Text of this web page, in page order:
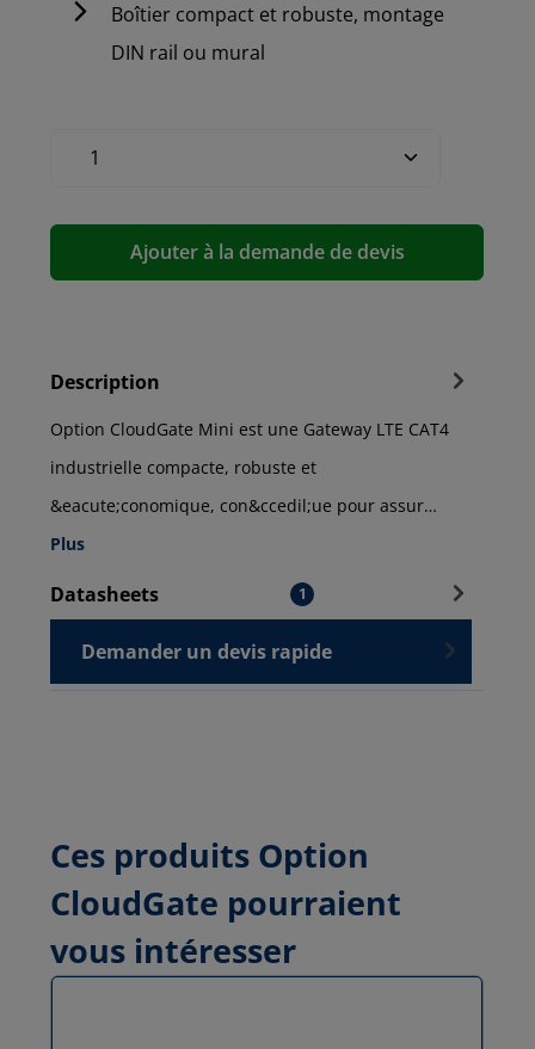
Boîtier compact et robuste, montage
DIN rail ou mural
Ajouter à la demande de devis
Description
Option CloudGate Mini est une Gateway LTE CAT4
industrielle compacte, robuste et
&eacute;conomique, con&ccedil;ue pour assur…
Plus
Datasheets 1
Demander un devis rapide
Ces produits Option
CloudGate pourraient
vous intéresser